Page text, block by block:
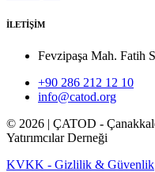
İLETİŞİM
Fevzipaşa Mah.
+90 286 212 12 10
info@catod.org
© 2026 | ÇATOD -
Yatırımcılar Derneği
KVKK - Gizlilik & Güvenlik